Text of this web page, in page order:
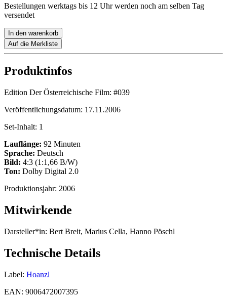
Bestellungen werktags bis 12 Uhr werden noch am selben Tag
versendet
In den warenkorb
Auf die Merkliste
Produktinfos
Edition Der Österreichische Film: #039
Veröffentlichungsdatum: 17.11.2006
Set-Inhalt: 1
Lauflänge: 92 Minuten
Sprache: Deutsch
Bild: 4:3 (1:1,66 B/W)
Ton: Dolby Digital 2.0
Produktionsjahr: 2006
Mitwirkende
Darsteller*in: Bert Breit, Marius Cella, Hanno Pöschl
Technische Details
Label: Hoanzl
EAN: 9006472007395